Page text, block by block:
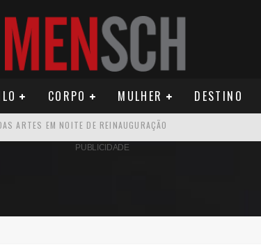
CORPO MULHER DESTINO
CUSTOS PARA MILHARES DE BRASILEIROS QUE VIVEM
PUBLICIDADE